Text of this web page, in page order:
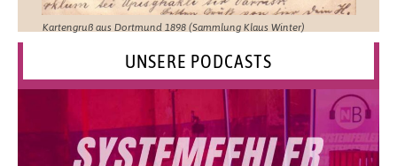
Kartengruß aus Dortmund 1898 (Sammlung Klaus Winter)
UNSERE PODCASTS